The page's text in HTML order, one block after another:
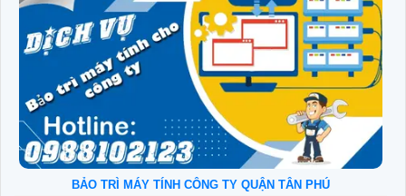
BẢO TRÌ MÁY TÍNH CÔNG TY QUẬN TÂN PHÚ